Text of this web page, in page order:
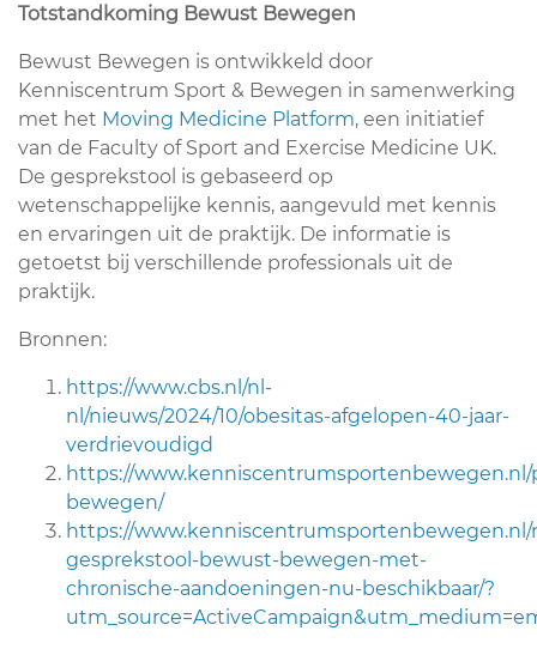
Totstandkoming Bewust Bewegen
Bewust Bewegen is ontwikkeld door
Kenniscentrum Sport & Bewegen in samenwerking
met het Moving Medicine Platform, een initiatief
van de Faculty of Sport and Exercise Medicine UK.
De gesprekstool is gebaseerd op
wetenschappelijke kennis, aangevuld met kennis
en ervaringen uit de praktijk. De informatie is
getoetst bij verschillende professionals uit de
praktijk.
Bronnen:
https://www.cbs.nl/nl-
nl/nieuws/2024/10/obesitas-afgelopen-40-jaar-
verdrievoudigd
https://
bewegen/
https://
gesprekstool-bewust-bewegen-met-
chronische-aandoeningen-nu-beschikbaar/?